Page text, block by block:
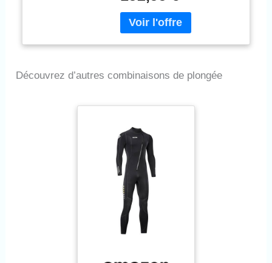
open cell « Q-FOAM »
Renforts au niveau du sterno
bouton réglable
Découvrez d’autres combinaisons de plongée